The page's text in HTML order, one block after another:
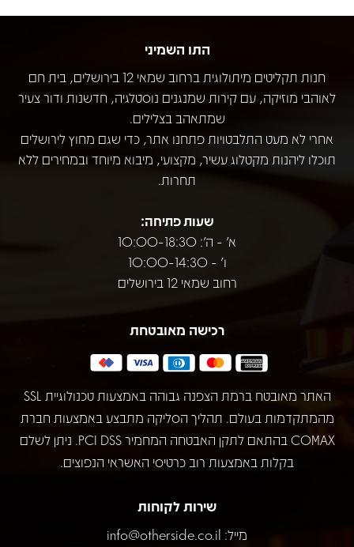
התו השמיני
חנות תקליטים מיתולוגית ברחוב שמאי 12 בירושלים, בית חם
לאוהבי מוזיקה, עם קירות שמנגנים נוסטלגיה, חדשנות ודור צעיר
שמתאהב בצלילים.
אחרי לא מעט התלבטויות פתחנו אתר, כדי שגם מחוץ לירושלים
תוכלו ליהנות מקטלוג עשיר, מקצועי, מיבוא מיוחד ובמחירים ללא
תחרות.
שעות פתיחה:
א' - ה': 10:00-18:30
ו' - 10:00-14:30
רחוב שמאי 12 בירושלים
רכישה מאובטחת
האתר מאובטח ברמת הצפנה גבוהה באמצעות טכנולוגיית SSL
מהמתקדמות בעולם. תהליך הסליקה מתבצע באמצעות חברת
COMAX בהתאם לתקן האבטחה המחמיר PCI DSS. ניתן לשלם
בקלות באמצעות רוב כרטיסי האשראי הנפוצים.
שירות לקוחות
מייל: info@otherside.co.il